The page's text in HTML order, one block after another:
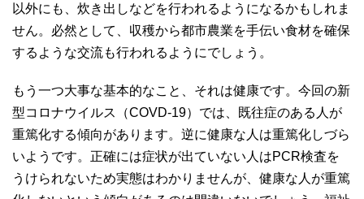
以外にも、炊き出しなどを行われるようになるかもしれま
せん。必然として、収穫から都市農業を手伝い食材を確保
するような交流も行われるようにでしょう。
もう一つ大事な基本的なこと、それは健康です。今回の新
型コロナウイルス（COVD-19）では、既往症のある人が
重篤化する傾向があります。逆に健康な人は重篤化しづら
いようです。正確には症状が出ていない人はPCR検査を
うけられないため実態はわかりませんが、健康な人が重篤